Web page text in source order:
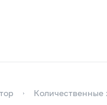
Количественные